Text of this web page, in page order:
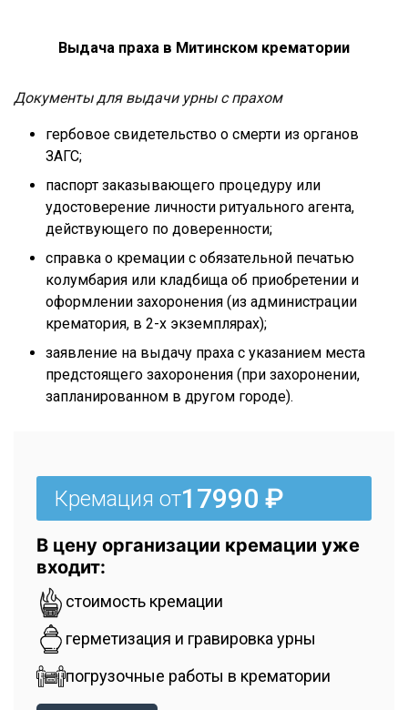
Выдача праха в Митинском крематории
Документы для выдачи урны с прахом
гербовое свидетельство о смерти из органов
ЗАГС;
паспорт заказывающего процедуру или
удостоверение личности ритуального агента,
действующего по доверенности;
справка о кремации с обязательной печатью
колумбария или кладбища об приобретении и
оформлении захоронения (из администрации
крематория, в 2-х экземплярах);
заявление на выдачу праха с указанием места
предстоящего захоронения (при захоронении,
запланированном в другом городе).
Кремация от17990 ₽
В цену организации кремации уже
входит:
стоимость кремации
герметизация и гравировка урны
погрузочные работы в крематории